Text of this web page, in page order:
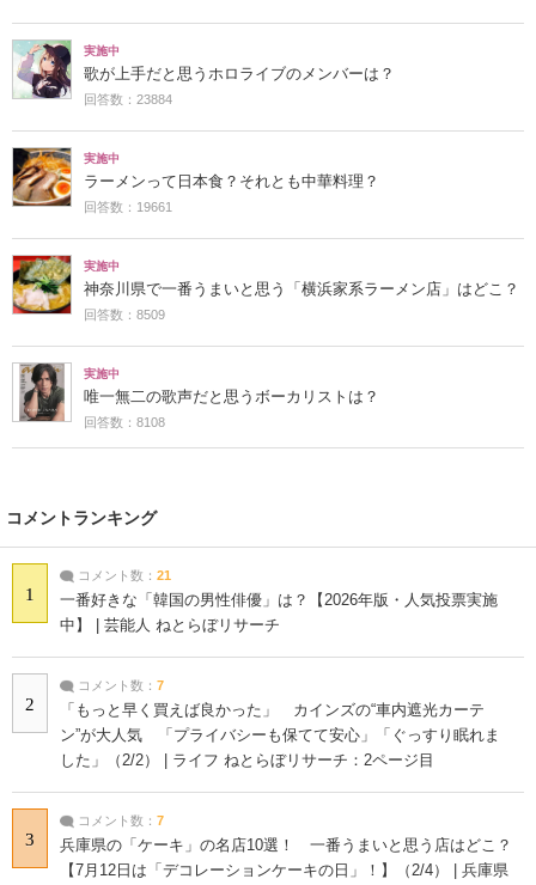
実施中
歌が上手だと思うホロライブのメンバーは？
回答数：23884
実施中
ラーメンって日本食？それとも中華料理？
回答数：19661
実施中
神奈川県で一番うまいと思う「横浜家系ラーメン店」はどこ？
回答数：8509
実施中
唯一無二の歌声だと思うボーカリストは？
回答数：8108
コメントランキング
1
コメント数： 21
一番好きな「韓国の男性俳優」は？【2026年版・人気投票実施
中】 | 芸能人 ねとらぼリサーチ
2
コメント数： 7
「もっと早く買えば良かった」 カインズの“車内遮光カーテ
ン”が大人気 「プライバシーも保てて安心」「ぐっすり眠れま
した」（2/2） | ライフ ねとらぼリサーチ：2ページ目
3
コメント数： 7
兵庫県の「ケーキ」の名店10選！ 一番うまいと思う店はどこ？
【7月12日は「デコレーションケーキの日」！】（2/4） | 兵庫県